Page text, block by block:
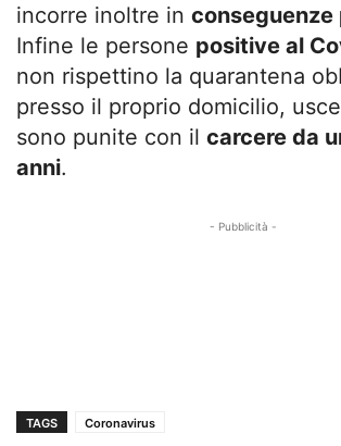
incorre inoltre in conseguenze
Infine le persone positive al
non rispettino la quarantena
presso il proprio domicilio,
sono punite con il carcere da
anni.
- Pubblicità -
TAGS Coronavirus